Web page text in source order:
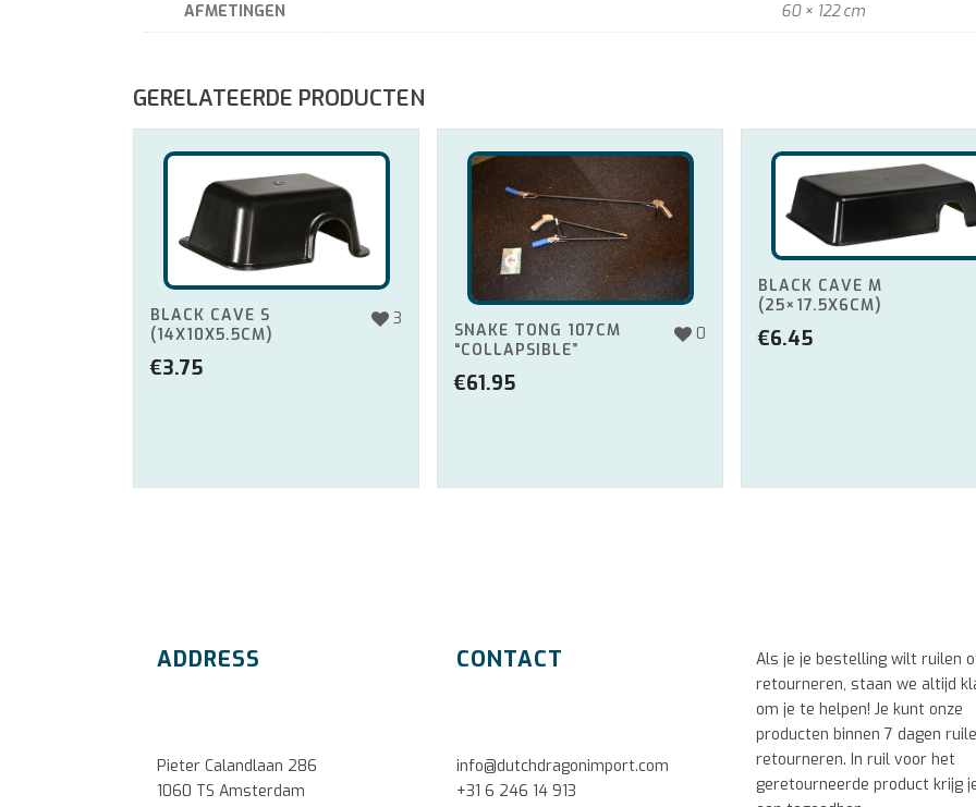
AFMETINGEN 60 × 122 cm
GERELATEERDE PRODUCTEN
3
BLACK CAVE S
(14X10X5.5CM)
€3.75
0
SNAKE TONG 107CM
“COLLAPSIBLE”
€61.95
BLACK CAVE M
(25×17.5X6CM)
€6.45
ADDRESS
Pieter Calandlaan 286
1060 TS Amsterdam
CONTACT
info@dutchdragonimport.com
+31 6 246 14 913
Als je je bestelling wilt ruilen
retourneren, staan we altijd
om je te helpen! Je kunt onze
producten binnen 7 dagen
retourneren. In ruil voor het
geretourneerde product krijg